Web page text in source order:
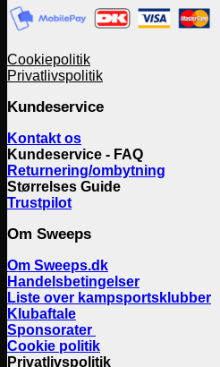
Cookiepolitik
Privatlivspolitik
Kundeservice
Kontakt os
Kundeservice - FAQ
Returnering/ombytning
Størrelses Guide
Trustpilot
Om Sweeps
Om Sweeps.dk
Handelsbetingelser
Liste over kampsportsklubber
Klubaftale
Sponsorater
Cookie politik
Privatlivspolitik